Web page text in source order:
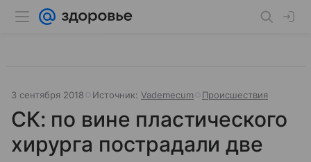
3 сентября 2018 Источник: Vademecum Происшествия
СК: по вине пластического
хирурга пострадали две